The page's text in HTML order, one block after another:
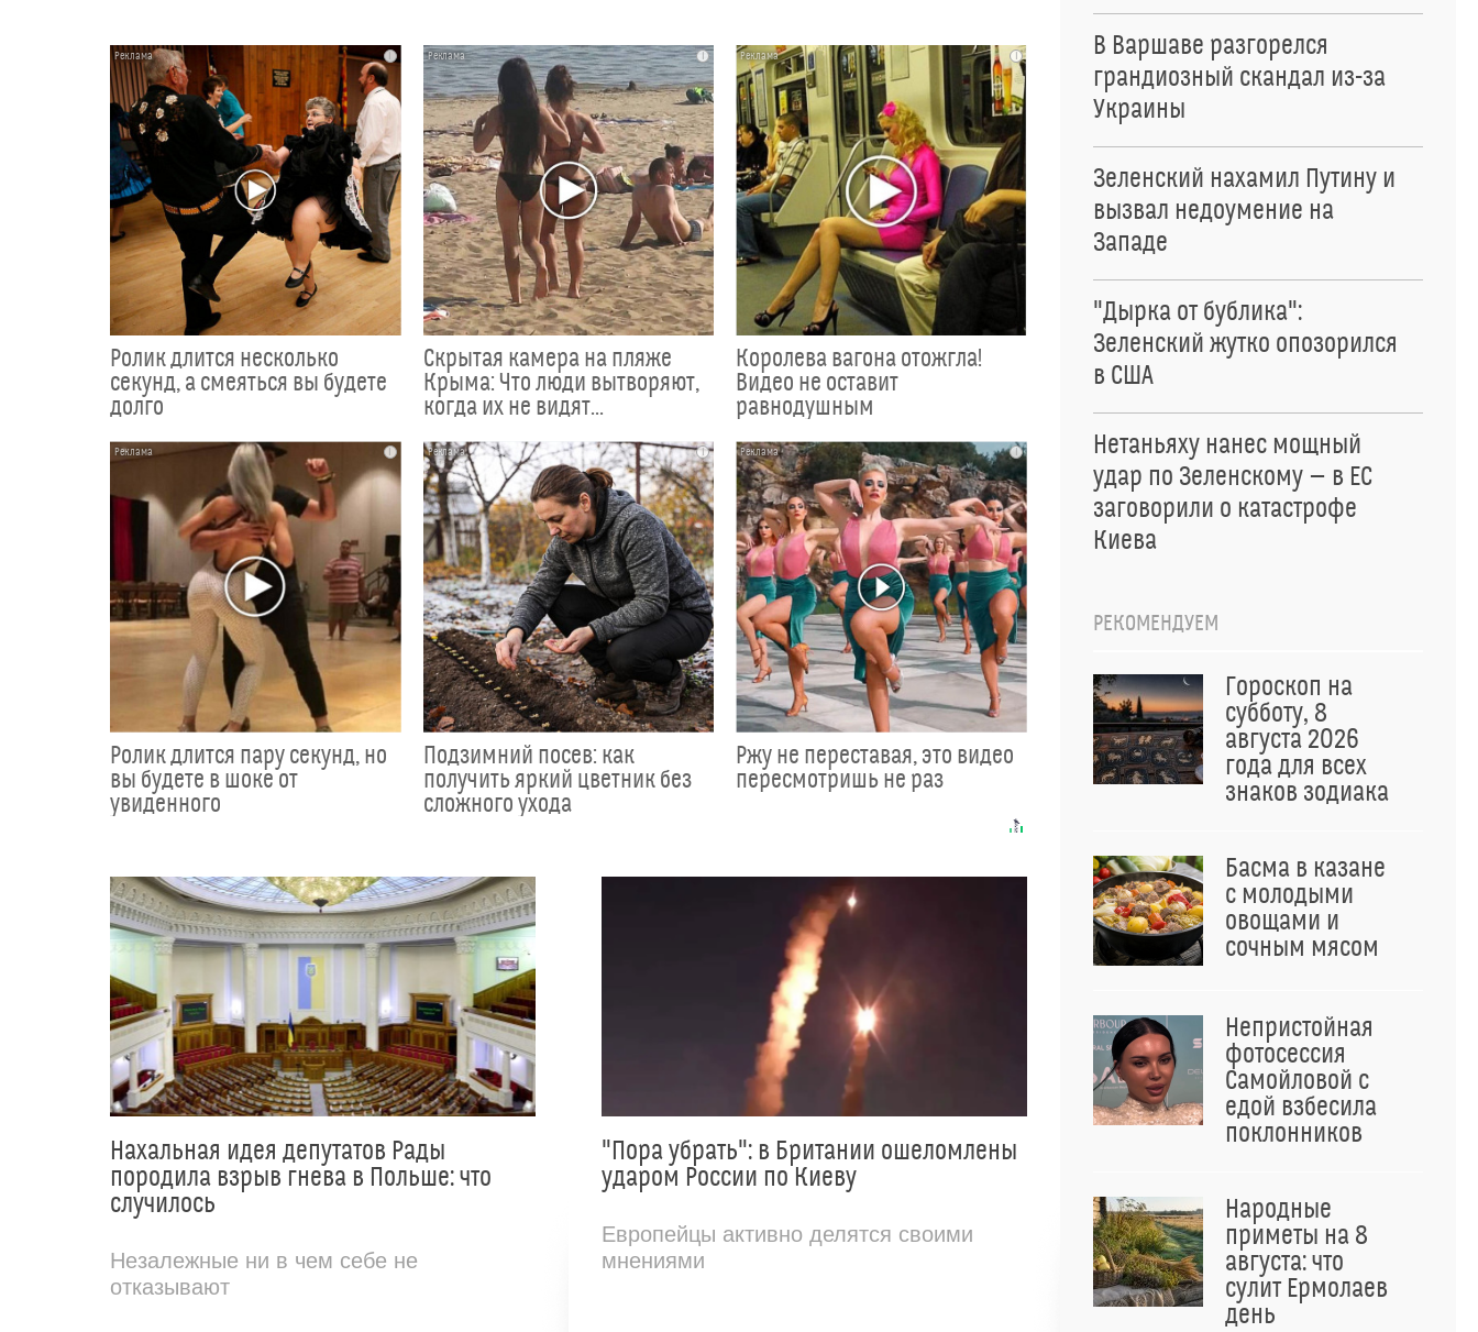
i
Ролик длится несколько
секунд, а смеяться вы будете
долго
i
Скрытая камера на пляже
Крыма: Что люди вытворяют,
когда их не видят...
i
Королева вагона отожгла!
Видео не оставит
равнодушным
i
Ролик длится пару секунд, но
вы будете в шоке от
увиденного
i
Подзимний посев: как
получить яркий цветник без
сложного ухода
i
Ржу не переставая, это видео
пересмотришь не раз
Нахальная идея депутатов Рады
породила взрыв гнева в Польше: что
случилось
Незалежные ни в чем себе не
отказывают
"Пора убрать": в Британии ошеломлены
ударом России по Киеву
Европейцы активно делятся своими
мнениями
В Варшаве разгорелся
грандиозный скандал из-за
Украины
Зеленский нахамил Путину и
вызвал недоумение на
Западе
"Дырка от бублика":
Зеленский жутко опозорился
в США
Нетаньяху нанес мощный
удар по Зеленскому — в ЕС
заговорили о катастрофе
Киева
РЕКОМЕНДУЕМ
Гороскоп на
субботу, 8
августа 2026
года для всех
знаков зодиака
Басма в казане
с молодыми
овощами и
сочным мясом
Непристойная
фотосессия
Самойловой с
едой взбесила
поклонников
Народные
приметы на 8
августа: что
сулит Ермолаев
день